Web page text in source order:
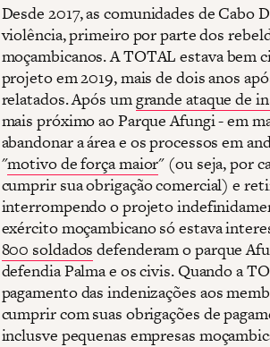
Desde 2017, as comunidades de Cabo
violência, primeiro por parte dos
moçambicanos. A TOTAL estava bem
projeto em 2019, mais de dois anos
relatados. Após umgrande ataque de
mais próximo ao Parque Afungi - em
abandonar a área e os processos em
"motivo de força maior" (ou seja, por
cumprir sua obrigação comercial) e
interrompendo o projeto
exército moçambicano só estava
800 soldados defenderam o parque
defendia Palma e os civis. Quando a
pagamento das indenizações aos
cumprir com suas obrigações de
inclusve pequenas empresas